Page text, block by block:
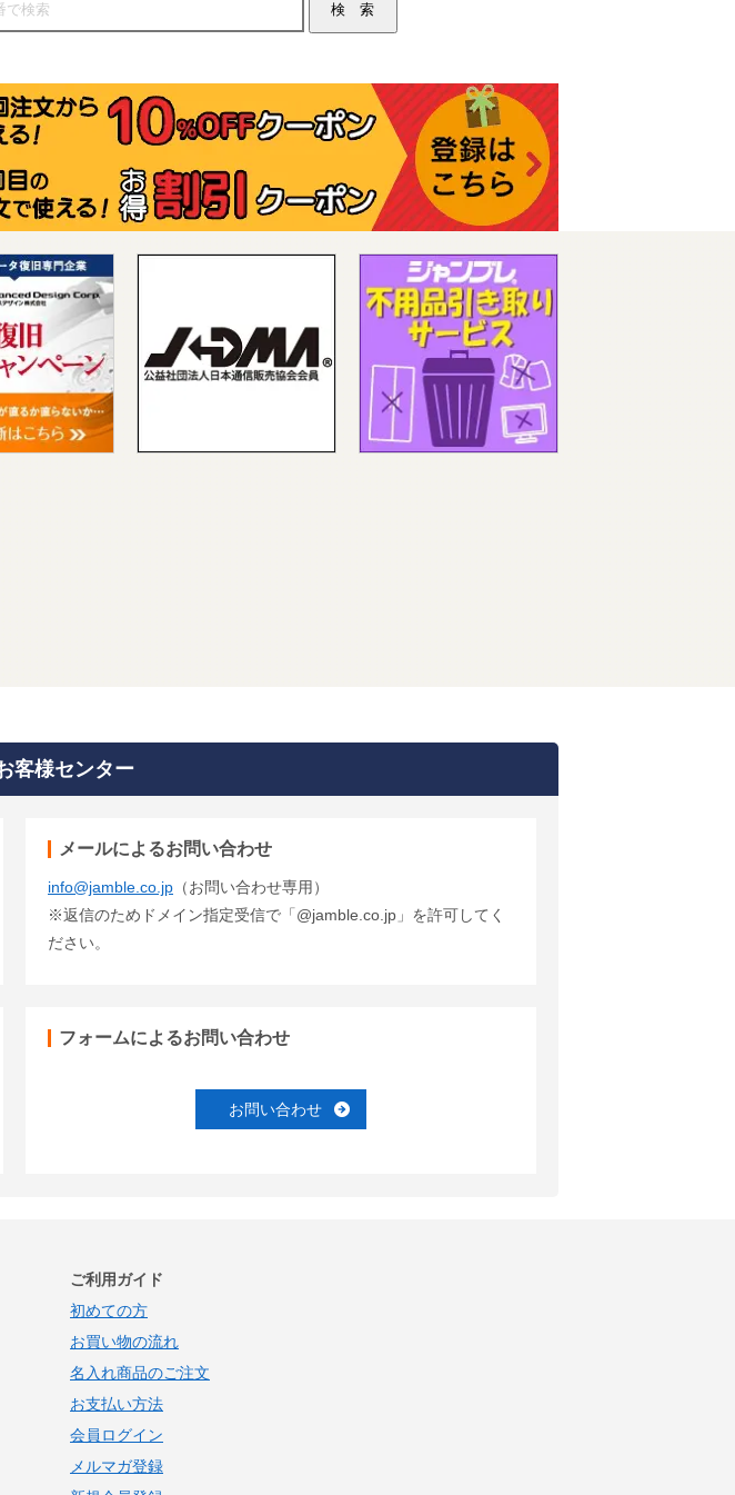
客様センター
メールによるお問い合わせ
info@jamble.co.jp （お問い合わせ専用）
※返信のためドメイン指定受信で「@jamble.co.jp」を許可してく
ださい。
フォームによるお問い合わせ
お問い合わせ
ご利用ガイド
初めての方
お買い物の流れ
名入れ商品のご注文
お支払い方法
会員ログイン
メルマガ登録